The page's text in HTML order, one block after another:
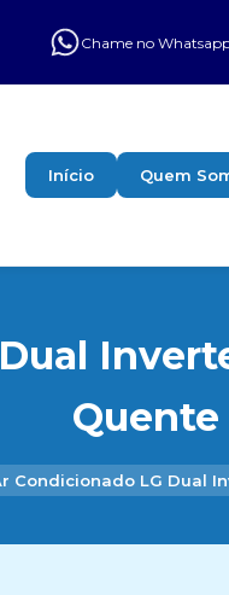
Chame no
Início Quem
Quente
Condicionado LG Dual